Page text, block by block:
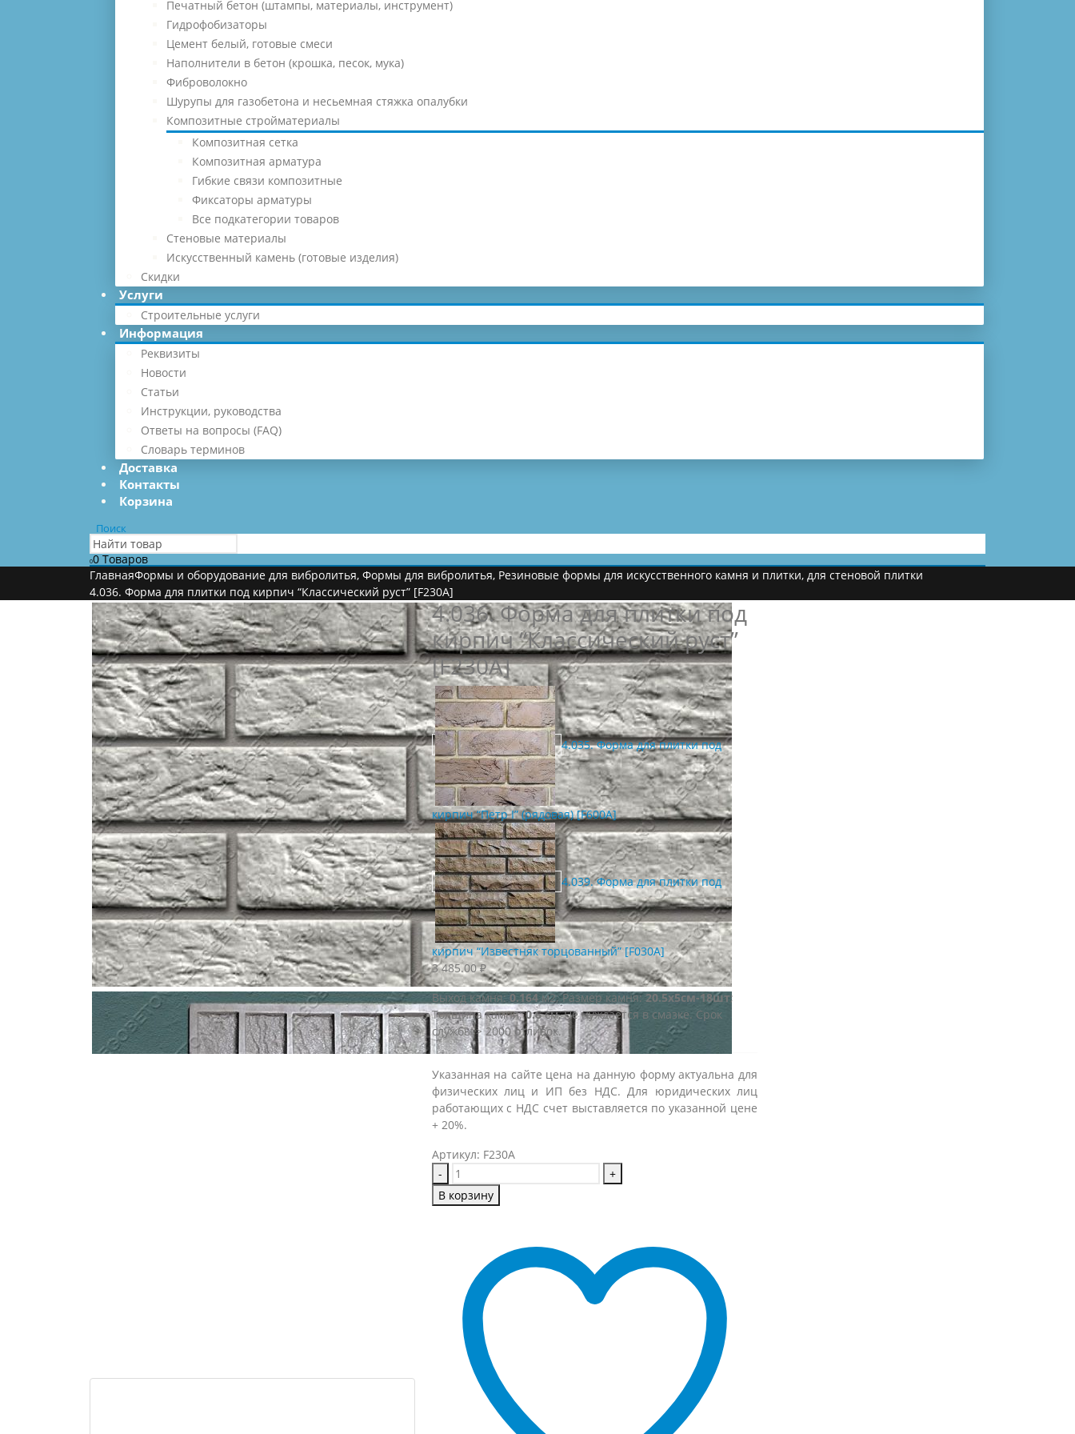
Печатный бетон (штампы, материалы, инструмент)
Гидрофобизаторы
Цемент белый, готовые смеси
Наполнители в бетон (крошка, песок, мука)
Фиброволокно
Шурупы для газобетона и несьемная стяжка опалубки
Композитные стройматериалы
Композитная сетка
Композитная арматура
Гибкие связи композитные
Фиксаторы арматуры
Все подкатегории товаров
Стеновые материалы
Искусственный камень (готовые изделия)
Скидки
Услуги
Строительные услуги
Информация
Реквизиты
Новости
Статьи
Инструкции, руководства
Ответы на вопросы (FAQ)
Словарь терминов
Доставка
Контакты
Корзина
Поиск
00 Товаров
ГлавнаяФормы и оборудование для вибролитья, Формы для вибролитья, Резиновые формы для искусственного камня и плитки, для стеновой плитки
4.036. Форма для плитки под кирпич “Классический руст” [F230A]
4.036. Форма для плитки под
кирпич “Классический руст”
[F230A]
4.035. Форма для плитки под
кирпич “Петр I” (рядовая) [F600A]
4.039. Форма для плитки под
кирпич “Известняк торцованный” [F030A]
3 485.00₽
Выход камня:0.164м2; Размер камня: 20.5х5см-18шт;
Толщина камня:0.6см, Не нуждается в смазке. Срок
службы > 2000 отливок.
Указанная на сайте цена на данную форму актуальна для
физических лиц и ИП без НДС. Для юридических лиц
работающих с НДС счет выставляется по указанной цене
+ 20%.
Артикул: F230A
-
+
В корзину